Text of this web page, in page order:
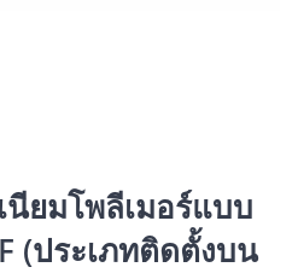
นียมโพลีเมอร์แบบ
(ประเภทติดตั้งบน